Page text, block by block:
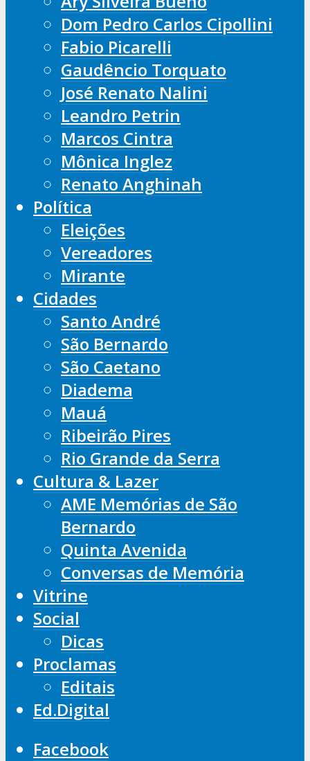
Dom Pedro Carlos Cipollini
Fabio Picarelli
Gaudêncio Torquato
José Renato Nalini
Leandro Petrin
Marcos Cintra
Mônica Inglez
Renato Anghinah
Política
Eleições
Vereadores
Mirante
Cidades
Santo André
São Bernardo
São Caetano
Diadema
Mauá
Ribeirão Pires
Rio Grande da Serra
Cultura & Lazer
AME Memórias de São
Bernardo
Quinta Avenida
Conversas de Memória
Vitrine
Social
Dicas
Proclamas
Editais
Ed.Digital
Facebook